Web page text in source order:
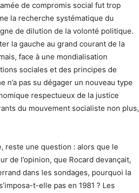
de compromis social fut trop
la recherche systématique du
de dilution de la volonté politique.
la gauche au grand courant de la
face à une mondialisation
sociales et des principes de
n’a pas su dégager un nouveau type
respectueux de la justice
du mouvement socialiste non plus,
reste une question : alors que le
de l’opinion, que Rocard devançait,
dans les sondages, pourquoi la
t-elle pas en 1981 ? Les